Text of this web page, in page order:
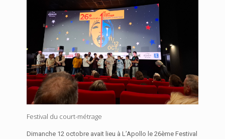
Festival du court-métrage
Dimanche 12 octobre avait lieu à L’Apollo le 26ème Festival